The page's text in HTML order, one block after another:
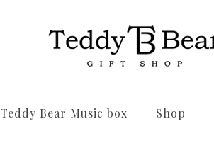
Teddy Bear Music box Shop